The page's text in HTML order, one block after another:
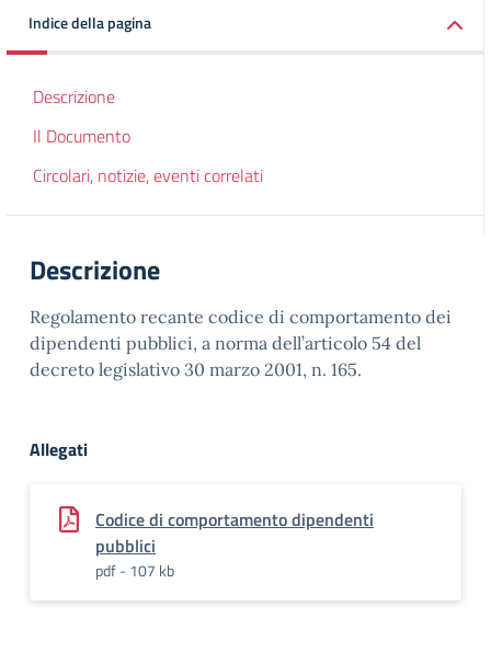
Indice della pagina
Descrizione
Il Documento
Circolari, notizie, eventi correlati
Descrizione
Regolamento recante codice di comportamento dei
dipendenti pubblici, a norma dell’articolo 54 del
decreto legislativo 30 marzo 2001, n. 165.
Allegati
Codice di comportamento dipendenti
pubblici
pdf - 107 kb